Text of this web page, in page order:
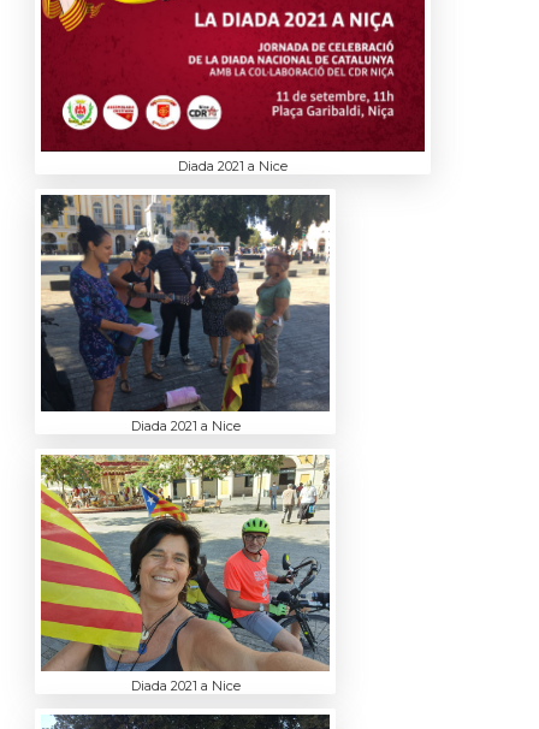
Diada 2021 a Nice
Diada 2021 a Nice
Diada 2021 a Nice